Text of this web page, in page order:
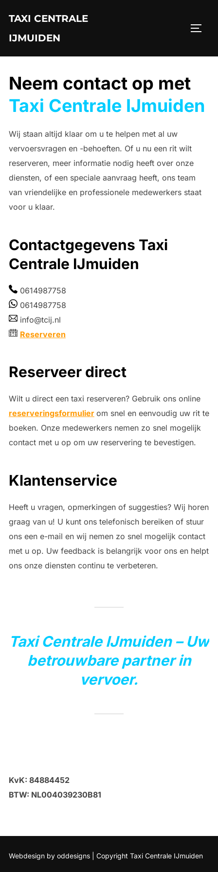
naarTAXI CENTRALE
IJMUIDEN
Neem contact op met
Taxi Centrale IJmuiden
Wij staan altijd klaar om u te helpen met al uw
vervoersvragen en -behoeften. Of u nu een rit wilt
reserveren, meer informatie nodig heeft over onze
diensten, of een speciale aanvraag heeft, ons team
van vriendelijke en professionele medewerkers staat
voor u klaar.
Contactgegevens Taxi
Centrale IJmuiden
0614987758
0614987758
info@tcij.nl
Reserveren
Reserveer direct
Wilt u direct een taxi reserveren? Gebruik ons online
reserveringsformulier om snel en eenvoudig uw rit te
boeken. Onze medewerkers nemen zo snel mogelijk
contact met u op om uw reservering te bevestigen.
Klantenservice
Heeft u vragen, opmerkingen of suggesties? Wij horen
graag van u! U kunt ons telefonisch bereiken of stuur
ons een e-mail en wij nemen zo snel mogelijk contact
met u op. Uw feedback is belangrijk voor ons en helpt
ons onze diensten continu te verbeteren.
Taxi Centrale IJmuiden – Uw
betrouwbare partner in
vervoer.
KvK: 84884452
BTW: NL004039230B81
Webdesign by oddesigns | Copyright Taxi Centrale IJmuiden